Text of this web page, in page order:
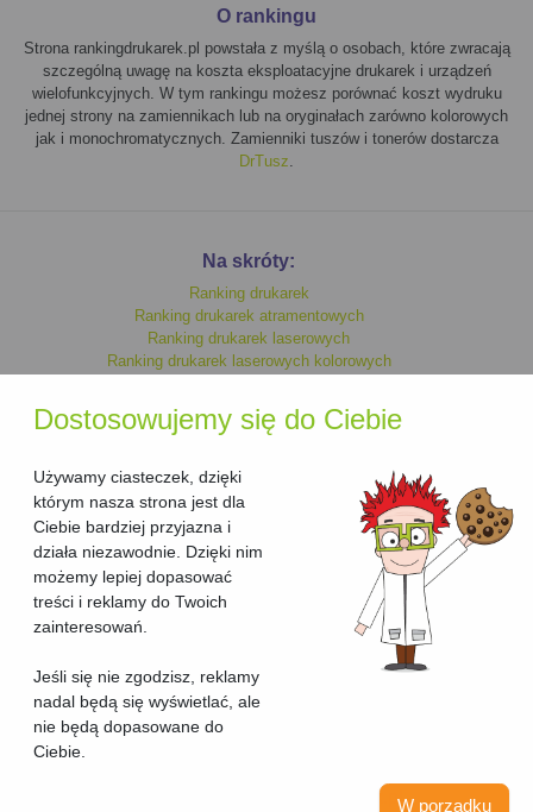
Dostosowujemy się do Ciebie
Używamy ciasteczek, dzięki
którym nasza strona jest dla
Ciebie bardziej przyjazna i
działa niezawodnie. Dzięki nim
możemy lepiej dopasować
treści i reklamy do Twoich
zainteresowań.
Jeśli się nie zgodzisz, reklamy
nadal będą się wyświetlać, ale
nie będą dopasowane do
Ciebie.
W porządku
O rankingu
Strona rankingdrukarek.pl powstała z myślą o osobach, które zwracają
szczególną uwagę na koszta eksploatacyjne drukarek i urządzeń
wielofunkcyjnych. W tym rankingu możesz porównać koszt wydruku
jednej strony na zamiennikach lub na oryginałach zarówno kolorowych
jak i monochromatycznych. Zamienniki tuszów i tonerów dostarcza
DrTusz.
Na skróty:
Ranking drukarek
Ranking drukarek atramentowych
Ranking drukarek laserowych
Ranking drukarek laserowych kolorowych
Ranking drukarek kolorowych
Ranking drukarek laserowych
Ranking drukarek atramentowych monochromatycznych
Ranking urzadzen wielofunkcyjnych
Ranking urzadzen wielofunkcyjnych laserowych
Ranking urzadzen wielofunkcyjnych laserowych kolorowych
Ranking urzadzen wielofunkcyjnych kolorowych
Ranking urzadzen wielofunkcyjnych atramentowych kolorowych
Ranking urzadzen wielofunkcyjnych atramentowych
Ranking urzadzen wielofunkcyjnych atramentowych
monochromatycznych
Ranking urzadzen wielofunkcyjnych monochromatycznych
© 2019-2026 rankingdrukarek.pl